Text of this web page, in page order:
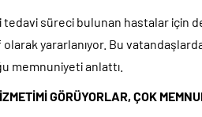
tedavi süreci bulunan hastalar için
yararlanıyor. Bu
memnuniyeti anlattı.
GÖRÜYORLAR, ÇOK